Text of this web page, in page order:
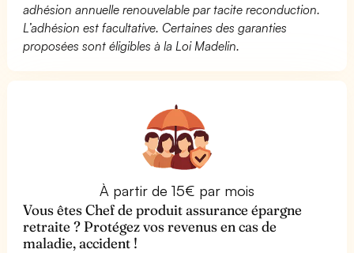
adhésion annuelle renouvelable par tacite reconduction.
L’adhésion est facultative. Certaines des garanties
proposées sont éligibles à la Loi Madelin.
À partir de 15€ par mois
Vous êtes Chef de produit assurance épargne
retraite ? Protégez vos revenus en cas de
maladie, accident !